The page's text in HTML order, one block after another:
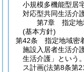
小規模多機能型居
対応型共同生活介
第7章
指定
(基本方針)
第42条
指定地域密
施設入居者生活介
生活介護」という
ス計画(法第8条第